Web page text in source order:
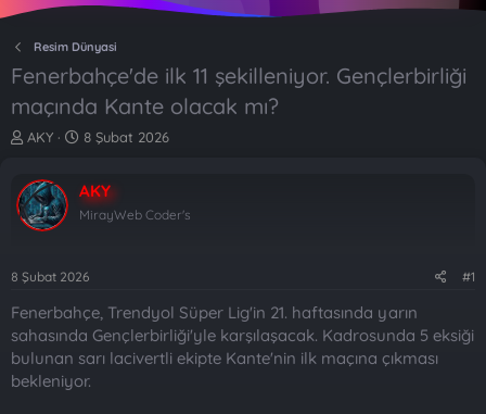
Resim Dünyasi
Fenerbahçe'de ilk 11 şekilleniyor. Gençlerbirliği
maçında Kante olacak mı?
K
b
u
y
b
ş
l
a
a
AKY
B
l
a
ı
t
a
h
8 Şubat 2026
AKY
MirayWeb Coder's
8 Şubat 2026 #1
Fenerbahçe, Trendyol Süper Lig'in 21. haftasında yarın
sahasında Gençlerbirliği'yle karşılaşacak. Kadrosunda 5 eksiği
bulunan sarı lacivertli ekipte Kante'nin ilk maçına çıkması
bekleniyor.